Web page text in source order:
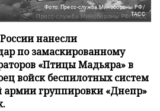
Фото: Пресс-служба Минобороны РФ/
ТАСС
нанесли
по замаскированному
«Птицы Мадьяра» в
войск беспилотных систем
армии группировки «Днепр»